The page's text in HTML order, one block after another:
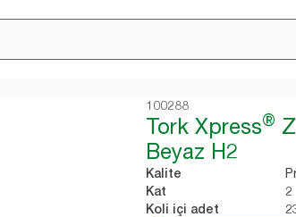
100288
Tork Xpress®
Beyaz H2
Kalite
Kat 2
Koli içi adet